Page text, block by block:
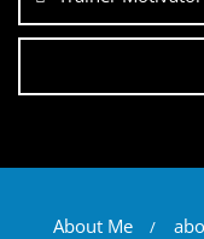
About Me